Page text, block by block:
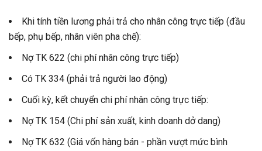
Khi tính tiền lương phải trả cho nhân công trực tiếp (đầu
bếp, phụ bếp, nhân viên pha chế):
Nợ TK 622 (chi phí nhân công trực tiếp)
Có TK 334 (phải trả người lao động)
Cuối kỳ, kết chuyển chi phí nhân công trực tiếp:
Nợ TK 154 (Chi phí sản xuất, kinh doanh dở dang)
Nợ TK 632 (Giá vốn hàng bán - phần vượt mức bình